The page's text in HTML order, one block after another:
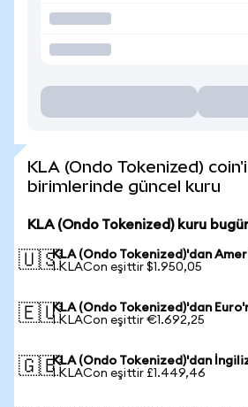
KLA (Ondo Tokenized)
birimlerinde güncel kuru
KLA (Ondo Tokenized) kuru
🇺🇸KLA (Ondo Tokenized)'dan
1 KLACon eşittir $1.950,05
🇪🇺KLA (Ondo Tokenized)'dan
1 KLACon eşittir €1.692,25
🇬🇧KLA (Ondo Tokenized)'dan
1 KLACon eşittir £1.449,46